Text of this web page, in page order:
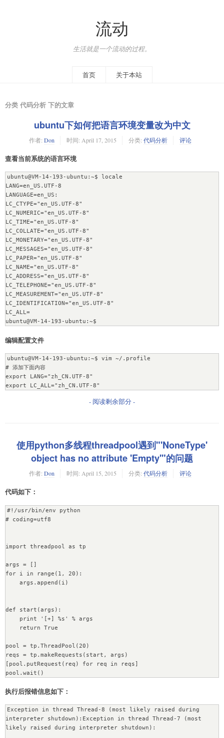
流动
生活就是一个流动的过程。
首页 关于本站
分类 代码分析 下的文章
ubuntu下如何把语言环境变量改为中文
作者: Don 时间: April 17, 2015 分类: 代码分析 评论
查看当前系统的语言环境
ubuntu@VM-14-193-ubuntu:~$ locale
LANG=en_US.UTF-8
LANGUAGE=en_US:
LC_CTYPE="en_US.UTF-8"
LC_NUMERIC="en_US.UTF-8"
LC_TIME="en_US.UTF-8"
LC_COLLATE="en_US.UTF-8"
LC_MONETARY="en_US.UTF-8"
LC_MESSAGES="en_US.UTF-8"
LC_PAPER="en_US.UTF-8"
LC_NAME="en_US.UTF-8"
LC_ADDRESS="en_US.UTF-8"
LC_TELEPHONE="en_US.UTF-8"
LC_MEASUREMENT="en_US.UTF-8"
LC_IDENTIFICATION="en_US.UTF-8"
LC_ALL=
ubuntu@VM-14-193-ubuntu:~$
编辑配置文件
ubuntu@VM-14-193-ubuntu:~$ vim ~/.profile
# 添加下面内容
export LANG="zh_CN.UTF-8"
export LC_ALL="zh_CN.UTF-8"
- 阅读剩余部分 -
使用python多线程threadpool遇到"'NoneType'
object has no attribute 'Empty'"的问题
作者: Don 时间: April 15, 2015 分类: 代码分析 评论
代码如下：
#!/usr/bin/env python
# coding=utf8
import threadpool as tp
args = []
for i in range(1, 20):
def start(args):
pool = tp.ThreadPool(20)
reqs = tp.makeRequests(start, args)
[pool.putRequest(req) for req in reqs]
pool.wait()
执行后报错信息如下：
Exception in thread Thread-8 (most likely raised during
interpreter shutdown):Exception in thread Thread-7 (most
likely raised during interpreter shutdown):